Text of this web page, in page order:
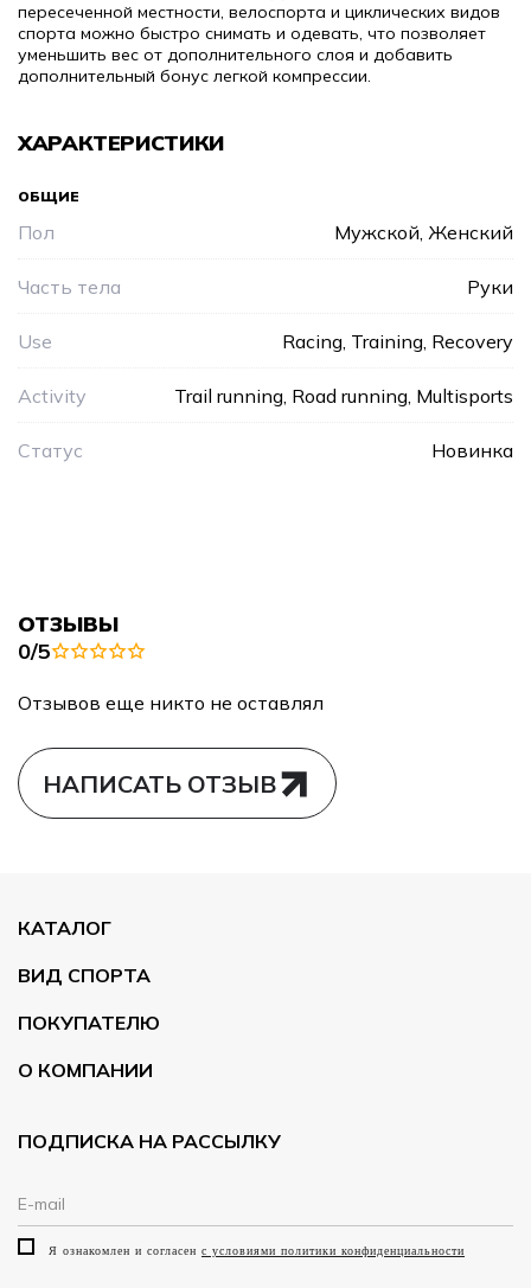
пересеченной местности, велоспорта и циклических видов
спорта можно быстро снимать и одевать, что позволяет
уменьшить вес от дополнительного слоя и добавить
дополнительный бонус легкой компрессии.
ХАРАКТЕРИСТИКИ
ОБЩИЕ
Пол Мужской, Женский
Часть тела Руки
Use Racing, Training, Recovery
Activity Trail running, Road running, Multisports
Статус Новинка
ОТЗЫВЫ
0/5
Отзывов еще никто не оставлял
НАПИСАТЬ ОТЗЫВ
КАТАЛОГ
ВИД СПОРТА
ПОКУПАТЕЛЮ
О КОМПАНИИ
ПОДПИСКА НА РАССЫЛКУ
Я ознакомлен и согласен с условиями политики конфиденциальности